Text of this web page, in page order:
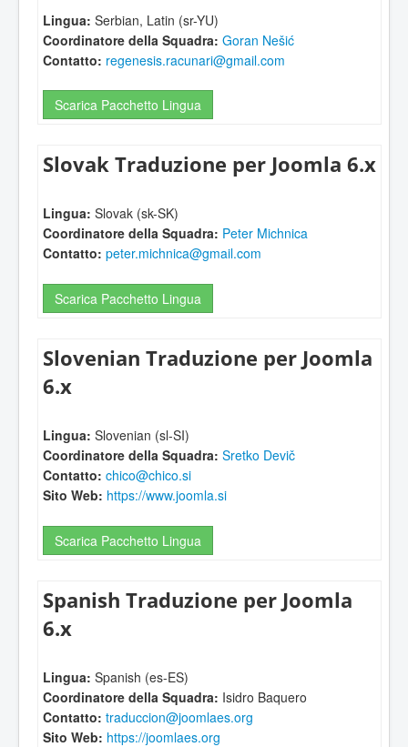
Lingua: Serbian, Latin (sr-YU)
Coordinatore della Squadra: Goran Nešić
Contatto: regenesis.racunari@gmail.com
Scarica Pacchetto Lingua
Slovak Traduzione per Joomla 6.x
Lingua: Slovak (sk-SK)
Coordinatore della Squadra: Peter Michnica
Contatto: peter.michnica@gmail.com
Scarica Pacchetto Lingua
Slovenian Traduzione per Joomla
6.x
Lingua: Slovenian (sl-SI)
Coordinatore della Squadra: Sretko Devič
Contatto: chico@chico.si
Sito Web: https://www.joomla.si
Scarica Pacchetto Lingua
Spanish Traduzione per Joomla
6.x
Lingua: Spanish (es-ES)
Coordinatore della Squadra: Isidro Baquero
Contatto: traduccion@joomlaes.org
Sito Web: https://joomlaes.org